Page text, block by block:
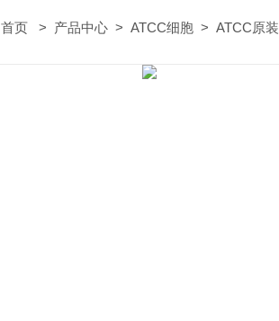
首页 > 产品中心 > ATCC细胞 > ATCC原